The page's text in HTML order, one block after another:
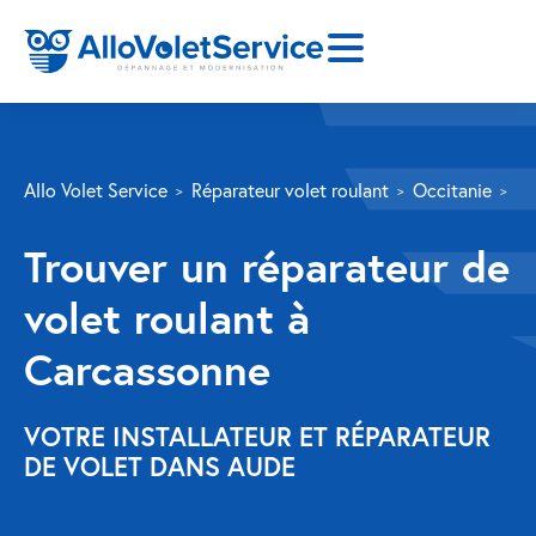
Volet roulant
Réparation
Volet roulant Velux
Au-delà de la fenêtre
Réparation store banne
Réparation portail
Allo Volet Service Réparateur volet roulant Occitanie
Trouver un réparateur de
volet roulant à
Carcassonne
VOTRE INSTALLATEUR ET RÉPARATEUR
DE VOLET DANS AUDE